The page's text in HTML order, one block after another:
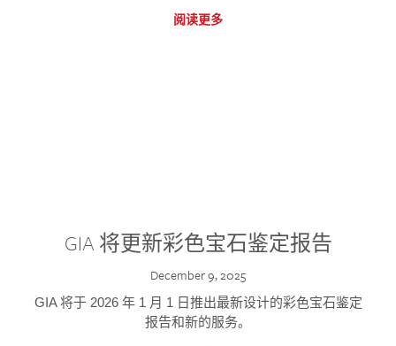
阅读更多
GIA 将更新彩色宝石鉴定报告
December 9, 2025
GIA 将于 2026 年 1 月 1 日推出最新设计的彩色宝石鉴定
报告和新的服务。